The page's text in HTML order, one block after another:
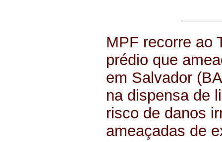
MPF recorre ao
prédio que
em Salvador
na dispensa de
risco de danos
ameaçadas de